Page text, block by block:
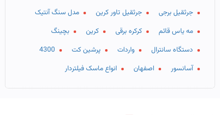
جرثقیل برجی
جرثقیل تاور کرین
مدل سنگ آنتیک
مه یاس قائم
کرکره برقی کرین
بچینگ
دستگاه سانترال
واردات پرشین کت
4300
آسانسور
اصفهان انواع ماسک فیلتردار